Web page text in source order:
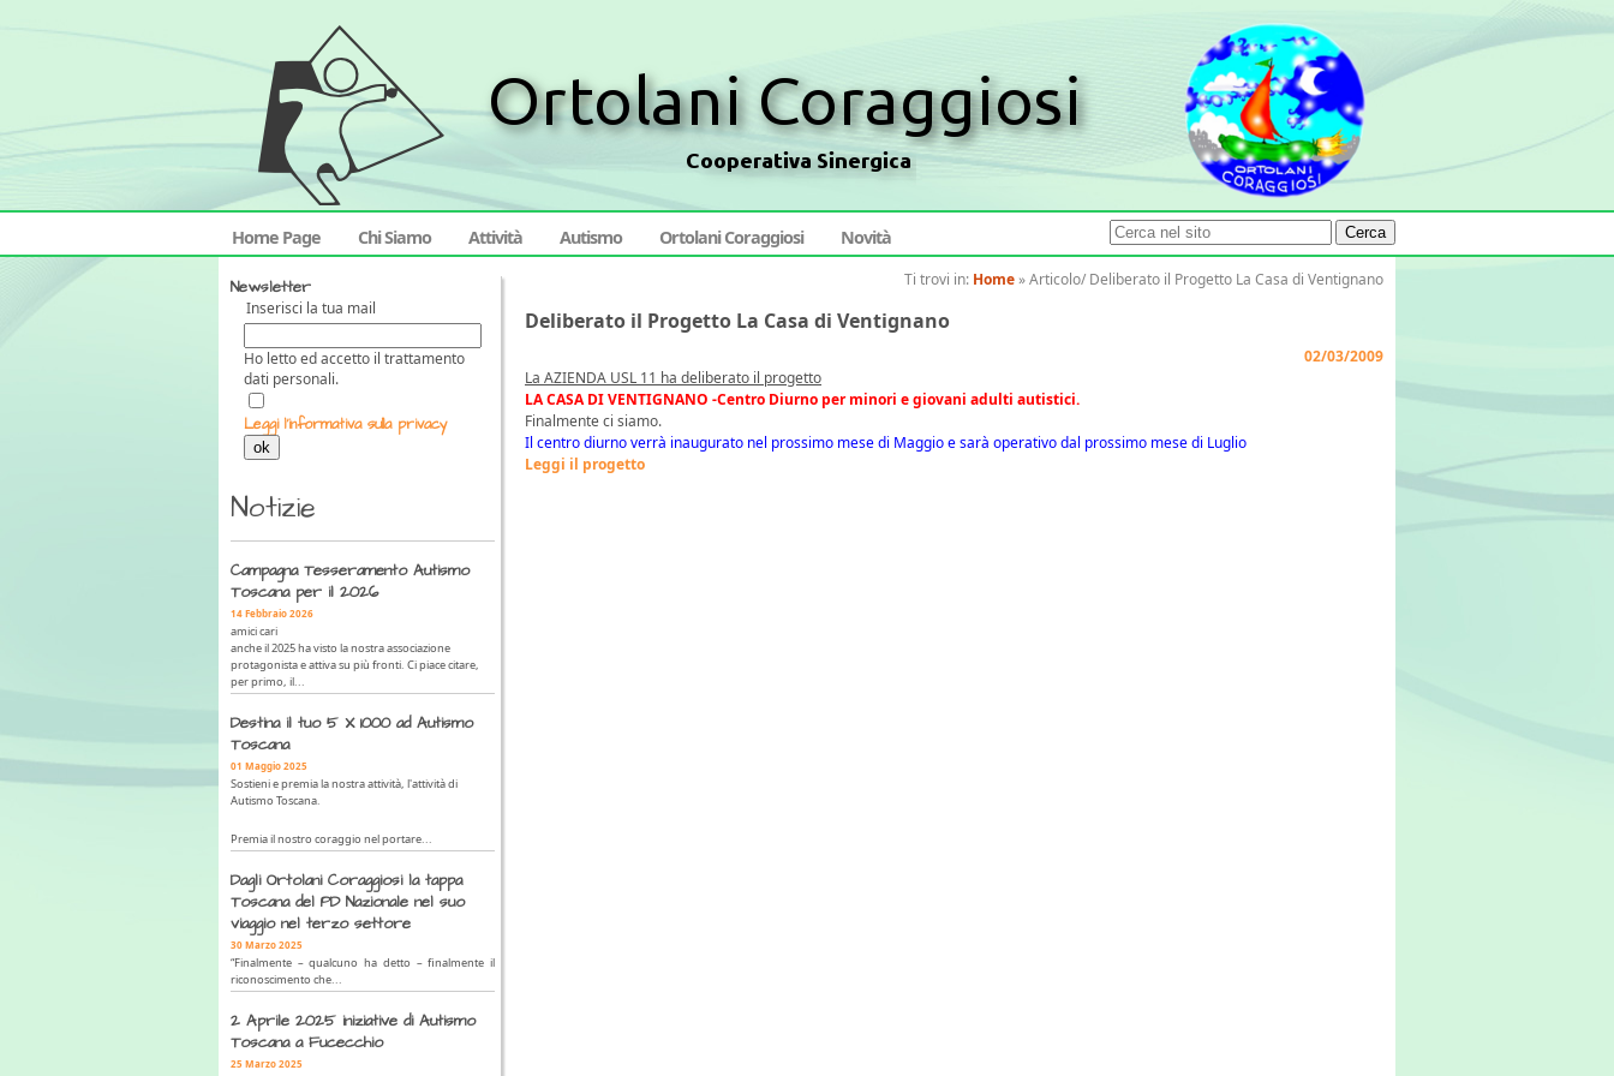
Home Page Chi Siamo Attività Autismo Ortolani Coraggiosi Novità Cerca
Ti trovi in: Home»Articolo/ Deliberato il Progetto La Casa di Ventignano
Deliberato il Progetto La Casa di Ventignano
02/03/2009
La AZIENDA USL 11 ha deliberato il progetto
LA CASA DI VENTIGNANO -Centro Diurno per minori e giovani adulti autistici.
Finalmente ci siamo.
Il centro diurno verrà inaugurato nel prossimo mese di Maggio e sarà operativo dal prossimo mese di Luglio
Leggi il progetto
Newsletter
Inserisci la tua mail
Ho letto ed accetto il trattamento
dati personali.
Leggi l'informativa sulla privacy
ok
Notizie
Campagna Tesseramento Autismo
Toscana per il 2026
14 Febbraio 2026
amici cari
anche il 2025 ha visto la nostra associazione
protagonista e attiva su più fronti. Ci piace citare,
per primo, il...
Destina il tuo 5 X 1000 ad Autismo
Toscana
01 Maggio 2025
Sostieni e premia la nostra attività, l'attività di
Autismo Toscana.
Premia il nostro coraggio nel portare...
Dagli Ortolani Coraggiosi la tappa
Toscana del PD Nazionale nel suo
viaggio nel terzo settore
30 Marzo 2025
“Finalmente – qualcuno ha detto – finalmente il
riconoscimento che...
2 Aprile 2025 iniziative di Autismo
Toscana a Fucecchio
25 Marzo 2025